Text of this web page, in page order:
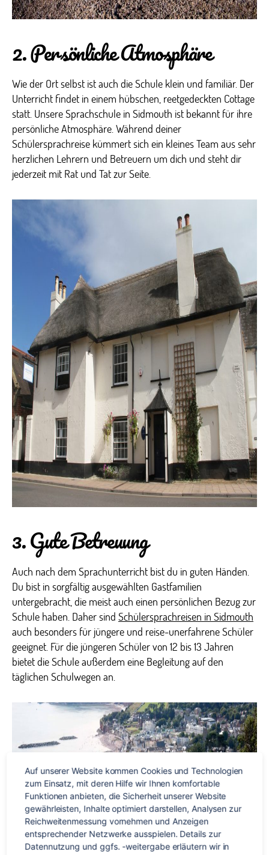
2. Persönliche Atmosphäre
Wie der Ort selbst ist auch die Schule klein und familiär. Der
Unterricht findet in einem hübschen, reetgedeckten Cottage
statt. Unsere Sprachschule in Sidmouth ist bekannt für ihre
persönliche Atmosphäre. Während deiner
Schülersprachreise kümmert sich ein kleines Team aus sehr
herzlichen Lehrern und Betreuern um dich und steht dir
jederzeit mit Rat und Tat zur Seite.
3. Gute Betreuung
Auch nach dem Sprachunterricht bist du in guten Händen.
Du bist in sorgfältig ausgewählten Gastfamilien
untergebracht, die meist auch einen persönlichen Bezug zur
Schule haben. Daher sind Schülersprachreisen in Sidmouth
auch besonders für jüngere und reise-unerfahrene Schüler
geeignet. Für die jüngeren Schüler von 12 bis 13 Jahren
bietet die Schule außerdem eine Begleitung auf den
täglichen Schulwegen an.
Auf unserer Website kommen Cookies und Technologien
zum Einsatz, mit deren Hilfe wir Ihnen komfortable
Funktionen anbieten, die Sicherheit unserer Website
gewährleisten, Inhalte optimiert darstellen, Analysen zur
Reichweitenmessung vornehmen und Anzeigen
entsprechender Netzwerke ausspielen. Details zur
Datennutzung und ggfs. -weitergabe erläutern wir in